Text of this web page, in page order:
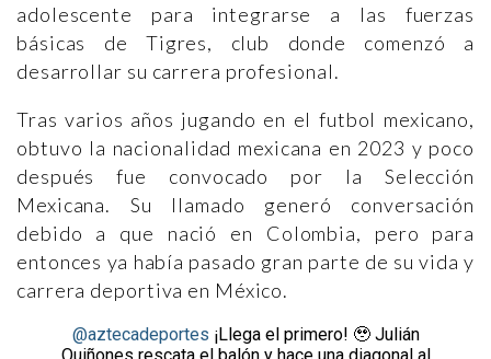
adolescente para integrarse a las fuerzas
básicas de Tigres, club donde comenzó a
desarrollar su carrera profesional.
Tras varios años jugando en el futbol mexicano,
obtuvo la nacionalidad mexicana en 2023 y poco
después fue convocado por la Selección
Mexicana. Su llamado generó conversación
debido a que nació en Colombia, pero para
entonces ya había pasado gran parte de su vida y
carrera deportiva en México.
@aztecadeportes ¡Llega el primero! 🥹 Julián